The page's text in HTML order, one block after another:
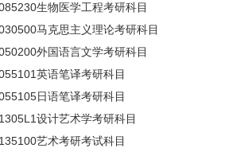
生物医学工程考研科目
马克思主义理论考研科目
外国语言文学考研科目
英语笔译考研科目
日语笔译考研科目
设计艺术学考研科目
艺术考研考试科目